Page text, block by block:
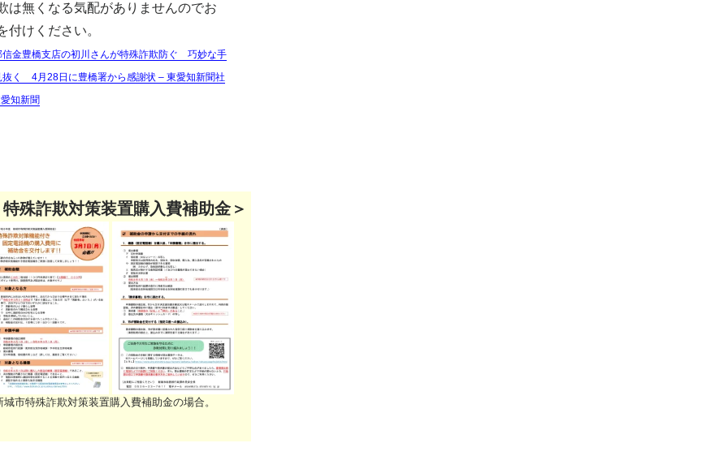
は無くなる気配がありませんのでお
付けください。
信金豊橋支店の初川さんが特殊詐欺防ぐ 巧妙な手
抜く 4月28日に豊橋署から感謝状 – 東愛知新聞社
知新聞
殊詐欺対策装置購入費補助金＞
城市特殊詐欺対策装置購入費補助金の場合。